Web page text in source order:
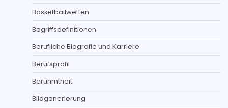
Basketballwetten
Begriffsdefinitionen
Berufliche Biografie und Karriere
Berufsprofil
Berühmtheit
Bildgenerierung